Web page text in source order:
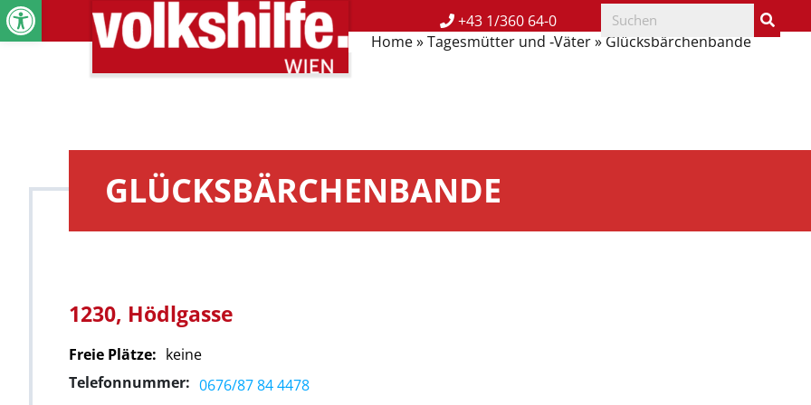
+43 1/360 64-0
Home»Tagesmütter und ‑Väter» Glücksbärchenbande
GLÜCKSBÄRCHENBANDE
1230, Hödlgasse
Freie Plätze: keine
Telefonnummer: 0676/87 84 4478